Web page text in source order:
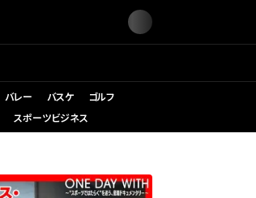
バレー バスケ
ゴルフ
スポーツビジネス